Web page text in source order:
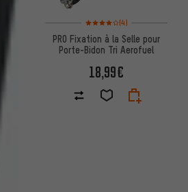
Note moyenne : 4 sur 5
(4)
PRO Fixation à la Selle pour
Porte-Bidon Tri Aerofuel
18,99€